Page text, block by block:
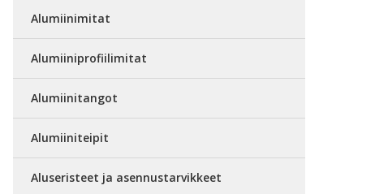
Alumiinimitat
Alumiiniprofiilimitat
Alumiinitangot
Alumiiniteipit
Aluseristeet ja asennustarvikkeet